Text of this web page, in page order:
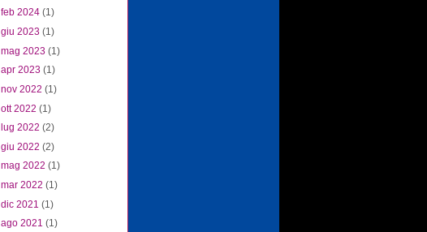
feb 2024 (1)
giu 2023 (1)
mag 2023 (1)
apr 2023 (1)
nov 2022 (1)
ott 2022 (1)
lug 2022 (2)
giu 2022 (2)
mag 2022 (1)
mar 2022 (1)
dic 2021 (1)
ago 2021 (1)